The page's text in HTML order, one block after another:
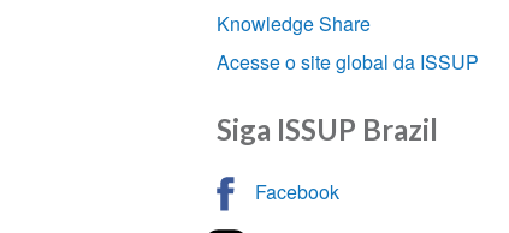
Knowledge Share
Acesse o site global da ISSUP
Siga ISSUP Brazil
Facebook